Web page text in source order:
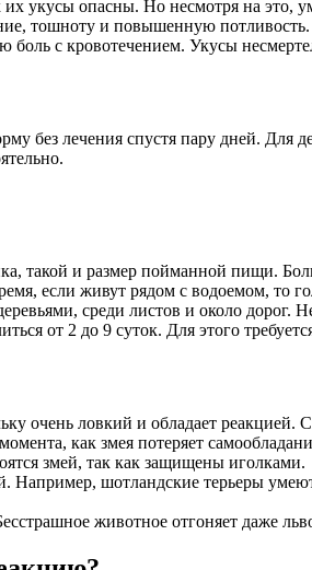
укусы опасны. Но несмотря на
тошноту и повышенную
с кровотечением. Укусы
без лечения спустя пару дней. Для
такой и размер пойманной пищи.
если живут рядом с водоемом, то
среди листов и около дорог.
от 2 до 9 суток. Для этого
очень ловкий и обладает
как змея потеряет
змей, так как защищены иголками.
шотландские терьеры
животное отгоняет даже